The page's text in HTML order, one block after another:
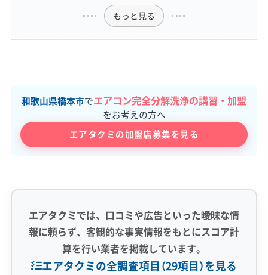
もっと見る
和歌山県橋本市でエアコン完全分解洗浄の講習・加盟
をお考えの方へ
エアタクミの加盟店募集を見る
エアタクミでは、口コミや広告といった曖昧な情
報に頼らず、客観的な事実情報をもとにスコア計
算を行い業者を掲載しています。
エアタクミの全調査項目（29項目）を見る